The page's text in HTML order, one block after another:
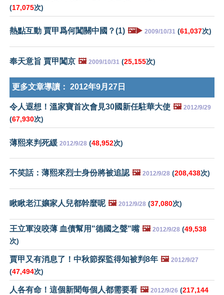
(17,075次)
熱點互動 賈甲爲何闖關中國？(1) 🖼️▶️ 2009/10/31 (61,037次)
奉天意旨 賈甲闖京 🖼️ 2009/10/31 (25,155次)
更多文章導讀： 2012年9月27日
令人遐想！溫家寶首次會見30國新任駐華大使 🖼️ 2012/9/29
(67,930次)
薄熙來判死緩 2012/9/28 (48,952次)
不笑話：薄熙來烈士身份將被追認 🖼️ 2012/9/28 (208,438次)
瞅瞅老江孃家人兒都幹麼呢 🖼️ 2012/9/28 (37,080次)
王立軍沒咬薄 血債幫用"德國之聲"嘴 🖼️ 2012/9/28 (49,538
次)
賈甲又有消息了！中秋節探監得知被判8年 🖼️ 2012/9/27
(47,494次)
人各有命！這個新聞每個人都需要看 🖼️ 2012/9/26 (217,144